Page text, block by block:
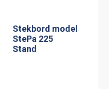
Stekbord model
StePa 225
Stand